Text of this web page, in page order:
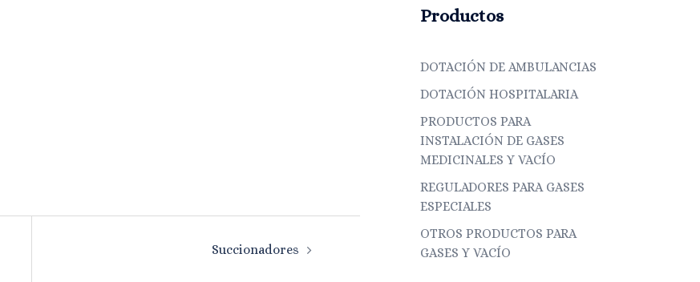
Succionadores
Productos
DOTACIÓN DE AMBULANCIAS
DOTACIÓN HOSPITALARIA
PRODUCTOS PARA
INSTALACIÓN DE GASES
MEDICINALES Y VACÍO
REGULADORES PARA GASES
ESPECIALES
OTROS PRODUCTOS PARA
GASES Y VACÍO